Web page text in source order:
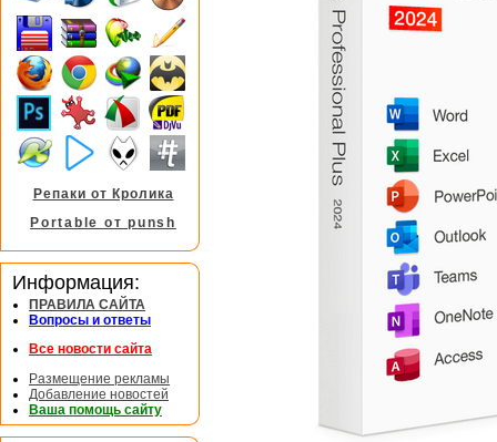
Репаки от Кролика
Portable от punsh
Информация:
ПРАВИЛА САЙТА
Вопросы и ответы
Все новости сайта
Размещение рекламы
Добавление новостей
Ваша помощь сайту